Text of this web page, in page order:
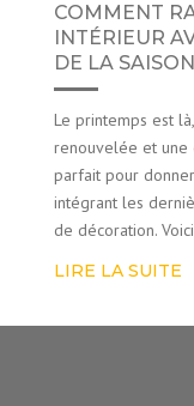
COMMENT
INTÉRIEUR
DE LA
Le printemps est
renouvelée et une
parfait pour
intégrant les
de décoration.
LIRE LA SUITE